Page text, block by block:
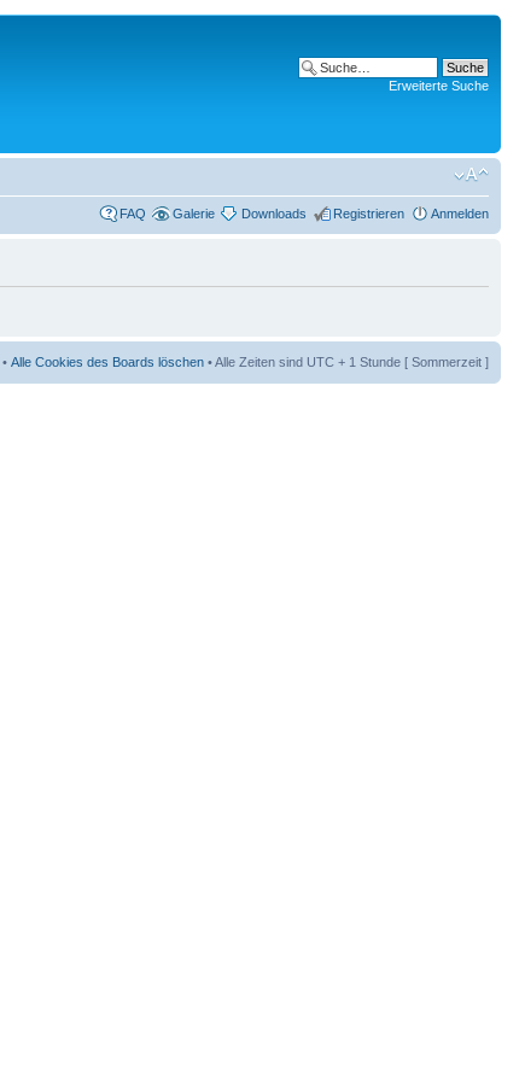
Erweiterte Suche
FAQ Galerie Downloads Registrieren Anmelden
• Alle Cookies des Boards löschen • Alle Zeiten sind UTC + 1 Stunde [ Sommerzeit ]